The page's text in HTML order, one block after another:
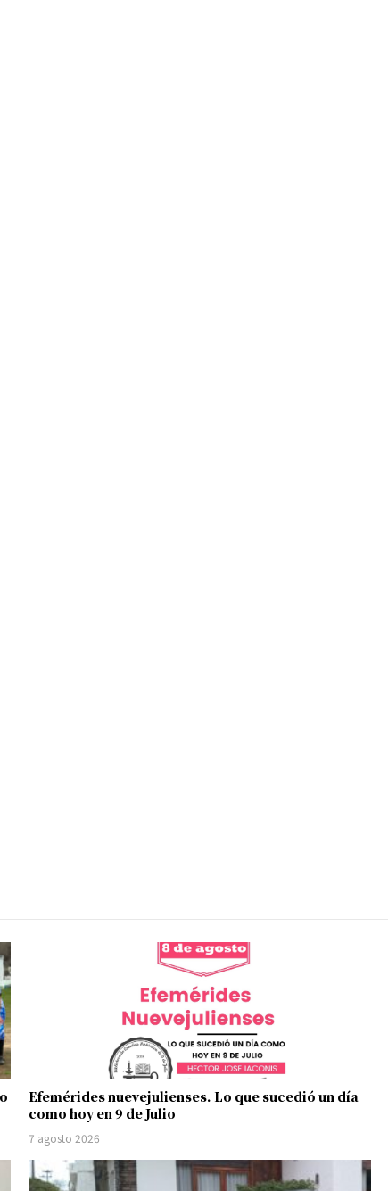
Efemérides nuevejulienses. Lo que sucedió un día
como hoy en 9 de Julio
7 agosto 2026